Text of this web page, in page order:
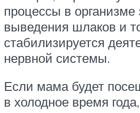
процессы в организме
выведения шлаков и
стабилизируется
нервной системы.
Если мама будет
в холодное время